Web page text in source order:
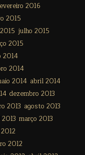
2016
2015
julho 2015
2015
2014
2014
2014 abril 2014
dezembro 2013
2013 agosto 2013
março 2013
2012